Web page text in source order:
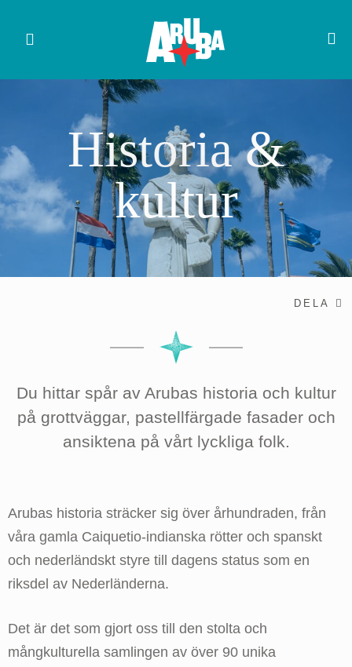
Historia &
kultur
DELA
Du hittar spår av Arubas historia och kultur
på grottväggar, pastellfärgade fasader och
ansiktena på vårt lyckliga folk.
Arubas historia sträcker sig över århundraden, från
våra gamla Caiquetio-indianska rötter och spanskt
och nederländskt styre till dagens status som en
riksdel av Nederländerna.
Det är det som gjort oss till den stolta och
mångkulturella samlingen av över 90 unika